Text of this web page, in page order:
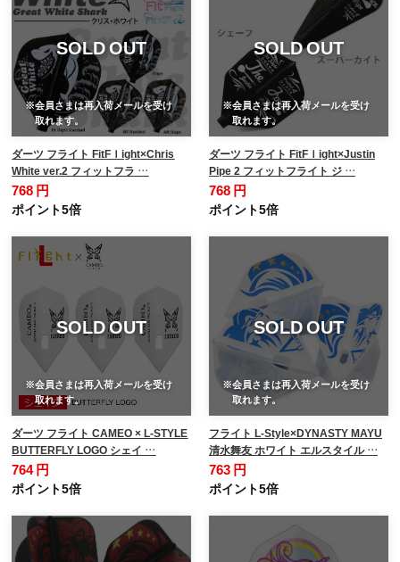
SOLD OUT
※会員さまは再入荷メールを受け
取れます。
ダーツ フライト FitFｌight×Chris
White ver.2 フィットフラ …
768 円
ポイント5倍
SOLD OUT
※会員さまは再入荷メールを受け
取れます。
ダーツ フライト FitFｌight×Justin
Pipe 2 フィットフライト ジ …
768 円
ポイント5倍
SOLD OUT
※会員さまは再入荷メールを受け
取れます。
ダーツ フライト CAMEO × L-STYLE
BUTTERFLY LOGO シェイ …
764 円
ポイント5倍
SOLD OUT
※会員さまは再入荷メールを受け
取れます。
フライト L-Style×DYNASTY MAYU
清水舞友 ホワイト エルスタイル …
763 円
ポイント5倍